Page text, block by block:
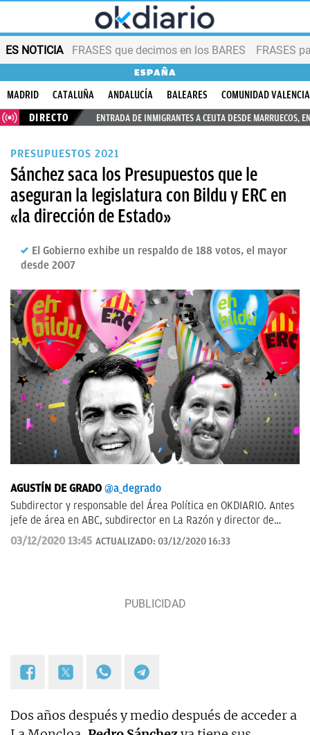
ES NOTICIA FRASES que decimos en los BARES FRASES
ESPAÑA
MADRID CATALUÑA ANDALUCÍA BALEARES
COMUNIDAD
DIRECTO
ENTRADA DE INMIGRANTES A CEUTA DESDE MARRUECOS,
PRESUPUESTOS 2021
Sánchez saca los Presupuestos que le
aseguran la legislatura con Bildu y ERC en
«la dirección de Estado»
El Gobierno exhibe un respaldo de 188 votos, el mayor
desde 2007
AGUSTÍN DE GRADO @a_degrado
Subdirector y responsable del Área Política en OKDIARIO. Antes
jefe de área en ABC, subdirector en La Razón y director de
Informativos en Telemadrid.
03/12/2020 13:45 ACTUALIZADO: 03/12/2020 16:33
Dos años después y medio después de acceder a